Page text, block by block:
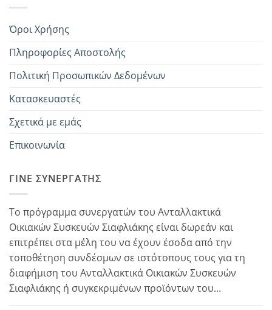
Όροι Χρήσης
Πληροφορίες Αποστολής
Πολιτική Προσωπικών Δεδομένων
Κατασκευαστές
Σχετικά με εμάς
Επικοινωνία
ΓΊΝΕ ΣΥΝΕΡΓΆΤΗΣ
Το πρόγραμμα συνεργατών του Ανταλλακτικά
Οικιακών Συσκευών Σιαφλιάκης είναι δωρεάν και
επιτρέπει στα μέλη του να έχουν έσοδα από την
τοποθέτηση συνδέσμων σε ιστότοπους τους για τη
διαφήμιση του Ανταλλακτικά Οικιακών Συσκευών
Σιαφλιάκης ή συγκεκριμένων προϊόντων του...